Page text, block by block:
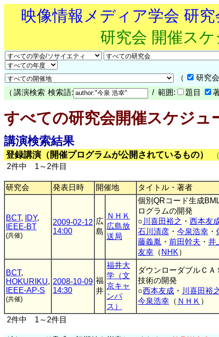
映像情報メディア学会 研
研究会 開催ス
（
研究
（ 講演検索 検索語: / 範囲: 題目
すべての研究会開催スケジュ
講演検索結果
登録講演（開催プログラムが公開されているもの）
2件中 1～2件目
研究会 発表日時 開催地 タイトル・著者
BCT, IDY,
IEEE-BT
(共催)
2009-02-12
14:00
広
島
ＮＨＫ
広島放
送局
個別QRコード生成
ログラムの開発
○ 川喜田裕之 ・ 西本友
石川清彦 ・ 今泉浩幸 ・
藤義胤 ・ 前田幹夫 ・ 井
友幸 （ NHK）
BCT,
HOKURIKU,
IEEE-AP-S
(共催)
2008-10-09
14:30
福
井
福井大
学（文
京キャ
ンパ
ス）
ダウンローダブルＣＡ
技術の開発
○西本友成 ・ 川喜田裕
今泉浩幸 （ ＮＨＫ ）
2件中 1～2件目